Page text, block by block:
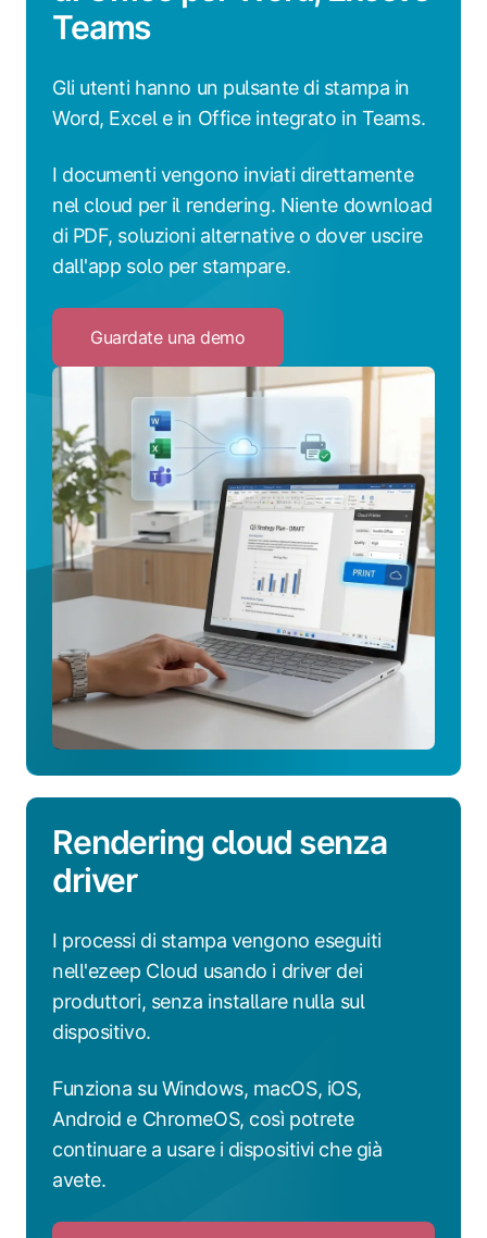
Teams
Gli utenti hanno un pulsante di stampa in
Word, Excel e in Office integrato in Teams.
I documenti vengono inviati direttamente
nel cloud per il rendering. Niente download
di PDF, soluzioni alternative o dover uscire
dall'app solo per stampare.
Guardate una demo
to
Guardate
demo
Rendering cloud senza
driver
I processi di stampa vengono eseguiti
nell'ezeep Cloud usando i driver dei
produttori, senza installare nulla sul
dispositivo.
Funziona su Windows, macOS, iOS,
Android e ChromeOS, così potrete
continuare a usare i dispositivi che già
avete.